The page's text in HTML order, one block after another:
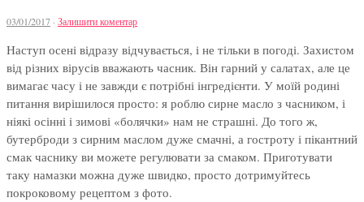
03/01/2017 · Залишити коментар
Наступ осені відразу відчувається, і не тільки в погоді. Захистом
від різних вірусів вважають часник. Він гарний у салатах, але це
вимагає часу і не завжди є потрібні інгредієнти. У моїй родині
питання вирішилося просто: я роблю сирне масло з часником, і
ніякі осінні і зимові «болячки» нам не страшні. До того ж,
бутерброди з сирним маслом дуже смачні, а гостроту і пікантний
смак часнику ви можете регулювати за смаком. Приготувати
таку намазки можна дуже швидко, просто дотримуйтесь
покроковому рецептом з фото.